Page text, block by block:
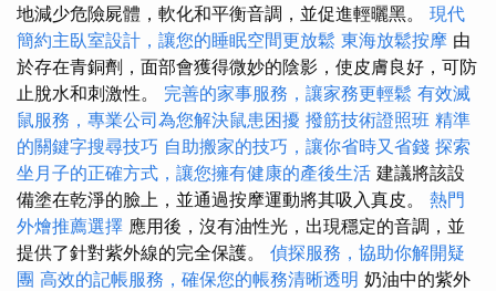
地減少危險屍體，軟化和平衡音調，並促進輕曬黑。 現代
簡約主臥室設計，讓您的睡眠空間更放鬆 東海放鬆按摩 由
於存在青銅劑，面部會獲得微妙的陰影，使皮膚良好，可防
止脫水和刺激性。 完善的家事服務，讓家務更輕鬆 有效滅
鼠服務，專業公司為您解決鼠患困擾 撥筋技術證照班 精準
的關鍵字搜尋技巧 自助搬家的技巧，讓你省時又省錢 探索
坐月子的正確方式，讓您擁有健康的產後生活 建議將該設
備塗在乾淨的臉上，並通過按摩運動將其吸入真皮。 熱門
外燴推薦選擇 應用後，沒有油性光，出現穩定的音調，並
提供了針對紫外線的完全保護。 偵探服務，協助你解開疑
團 高效的記帳服務，確保您的帳務清晰透明 奶油中的紫外